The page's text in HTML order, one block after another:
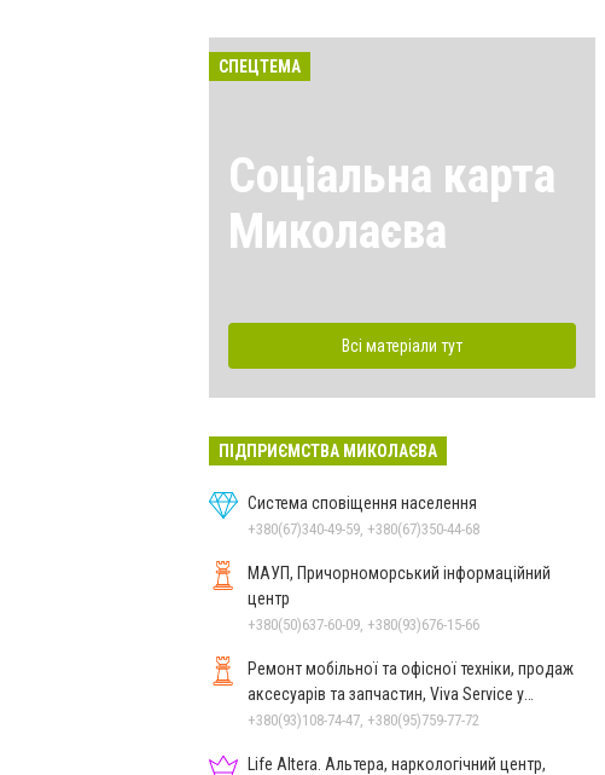
СПЕЦТЕМА
Соціальна карта
Миколаєва
Всі матеріали тут
ПІДПРИЄМСТВА МИКОЛАЄВА
Система сповіщення населення
+380(67)340-49-59, +380(67)350-44-68
МАУП, Причорноморський інформаційний
центр
+380(50)637-60-09, +380(93)676-15-66
Ремонт мобільної та офісної техніки, продаж
аксесуарів та запчастин, Viva Service у
Миколаєві
+380(93)108-74-47, +380(95)759-77-72
Life Altera. Альтера, наркологічний центр,